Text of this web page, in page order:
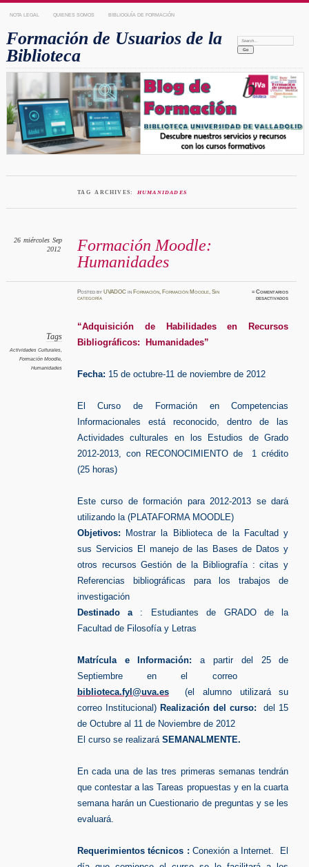
NOTA LEGAL QUIENES SOMOS BIBLIOGUÍA DE FORMACIÓN
Formación de Usuarios de la
Biblioteca
Search:
TAG ARCHIVES: HUMANIDADES
Formación Moodle:
Humanidades
26 miércoles Sep
2012
PostedbyUVADOC inFormación ,Formación Moodle ,Sin
categoría
≈Comentarios
desactivadosen
Tags
Actividades Culturales,
Formación Moodle,
Humanidades
“Adquisición de Habilidades en Recursos
Bibliográficos: Humanidades”
Fecha: 15 de octubre-11 de noviembre de 2012
El Curso de Formación en Competencias
Informacionales está reconocido, dentro de las
Actividades culturales en los Estudios de Grado
2012-2013, con RECONOCIMIENTO de 1 crédito
(25 horas)
Este curso de formación para 2012-2013 se dará
utilizando la (PLATAFORMA MOODLE)
Objetivos: Mostrar la Biblioteca de la Facultad y
sus Servicios El manejo de las Bases de Datos y
otros recursos Gestión de la Bibliografía : citas y
Referencias bibliográficas para los trabajos de
investigación
Destinado a : Estudiantes de GRADO de la
Facultad de Filosofía y Letras
Matrícula e Información:a partir del 25 de
Septiembre en el correo
biblioteca.fyl@uva.es
(el alumno utilizará su
correo Institucional) Realización del curso:del 15
de Octubre al 11 de Noviembre de 2012
El curso se realizaráSEMANALMENTE.
En cada una de las tres primeras semanas tendrán
que contestar a las Tareas propuestas y en la cuarta
semana harán un Cuestionario de preguntas y se les
evaluará.
Requerimientos técnicos :Conexión a Internet. El